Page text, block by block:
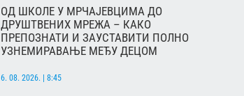
ОД ШКОЛЕ У МРЧАЈЕВЦИМА ДО
ДРУШТВЕНИХ МРЕЖА – КАКО
ПРЕПОЗНАТИ И ЗАУСТАВИТИ ПОЛНО
УЗНЕМИРАВАЊЕ МЕЂУ ДЕЦОМ
6. 08. 2026. | 8:45